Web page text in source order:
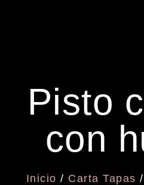
Pisto
con
Inicio / Carta Tapas